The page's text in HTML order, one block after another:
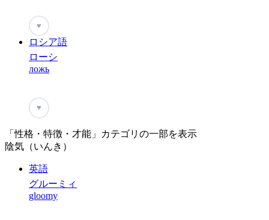
♥
ロシア語
ローシ
ложь
♥
「性格・特徴・才能」カテゴリの一部を表示
陰気（いんき）
英語
グルーミィ
gloomy